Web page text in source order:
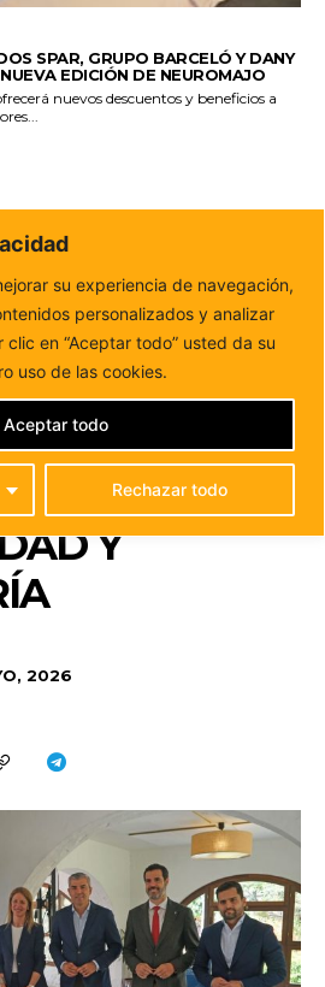
SPAR, GRUPO BARCELÓ Y DANY
EDICIÓN DE NEUROMAJO
nuevos descuentos y beneficios a